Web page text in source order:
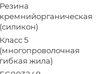
Резина
кремнийорганическая
(силикон)
Класс 5
(многопроволочная
гибкая жила)